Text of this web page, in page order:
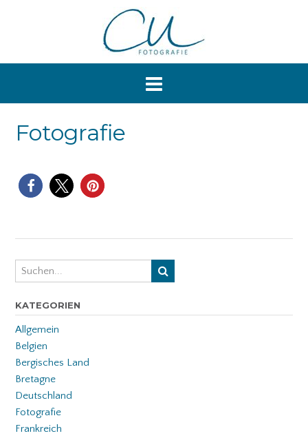
Fotografie
KATEGORIEN
Allgemein
Belgien
Bergisches Land
Bretagne
Deutschland
Fotografie
Frankreich